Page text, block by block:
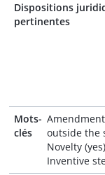
Dispositions
pertinentes
Mots-
clés
outside the
Novelty (yes)
Inventive